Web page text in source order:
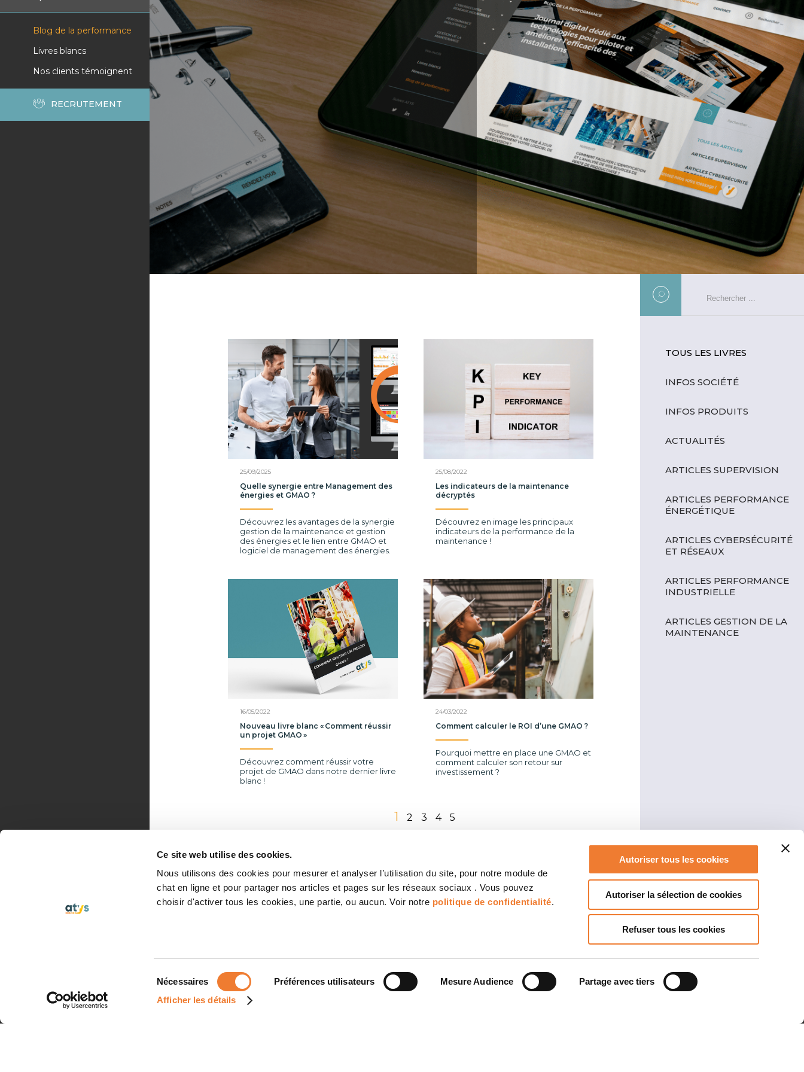
Ce site web utilise des cookies.
Nous utilisons des cookies pour mesurer et analyser l’utilisation du site, pour notre module de
chat en ligne et pour partager nos articles et pages sur les réseaux sociaux . Vous pouvez
choisir d'activer tous les cookies, une partie, ou aucun. Voir notre politique de confidentialité.
consentement
Nécessaires Préférences utilisateurs Mesure Audience
Partage avec tiers
Afficher les détails
Autoriser tous les cookies
Autoriser la sélection de cookies
Refuser tous les cookies
Blog de la performance
Livres blancs
Nos clients témoignent
RECRUTEMENT
25/09/2025
Quelle synergie entre Management des
énergies et GMAO ?
Découvrez les avantages de la synergie
gestion de la maintenance et gestion
des énergies et le lien entre GMAO et
logiciel de management des énergies.
25/08/2022
Les indicateurs de la maintenance
décryptés
Découvrez en image les principaux
indicateurs de la performance de la
maintenance !
16/05/2022
Nouveau livre blanc « Comment réussir
un projet GMAO »
Découvrez comment réussir votre
projet de GMAO dans notre dernier livre
blanc !
24/03/2022
Comment calculer le ROI d’une GMAO ?
Pourquoi mettre en place une GMAO et
comment calculer son retour sur
investissement ?
1 2 3 4 5
TOUS LES LIVRES
INFOS SOCIÉTÉ
INFOS PRODUITS
ACTUALITÉS
ARTICLES SUPERVISION
ARTICLES PERFORMANCE
ÉNERGÉTIQUE
ARTICLES CYBERSÉCURITÉ
ET RÉSEAUX
ARTICLES PERFORMANCE
INDUSTRIELLE
ARTICLES GESTION DE LA
MAINTENANCE
Recevez régulièrement des infos techniques, des news ATYS CONCEPT, des astuces et de l’actualité !